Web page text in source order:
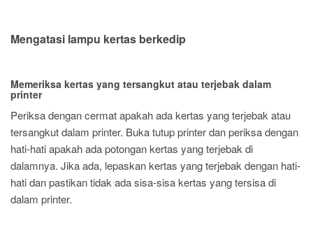
Mengatasi lampu kertas berkedip
Memeriksa kertas yang tersangkut atau terjebak dalam
printer
Periksa dengan cermat apakah ada kertas yang terjebak atau
tersangkut dalam printer. Buka tutup printer dan periksa dengan
hati-hati apakah ada potongan kertas yang terjebak di
dalamnya. Jika ada, lepaskan kertas yang terjebak dengan hati-
hati dan pastikan tidak ada sisa-sisa kertas yang tersisa di
dalam printer.